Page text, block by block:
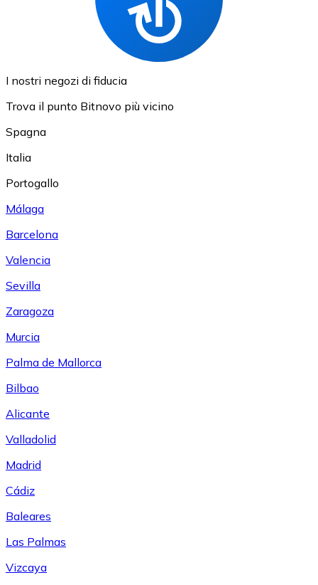
I nostri negozi di fiducia
Trova il punto Bitnovo più vicino
Spagna
Italia
Portogallo
Málaga
Barcelona
Valencia
Sevilla
Zaragoza
Murcia
Palma de Mallorca
Bilbao
Alicante
Valladolid
Madrid
Cádiz
Baleares
Las Palmas
Vizcaya